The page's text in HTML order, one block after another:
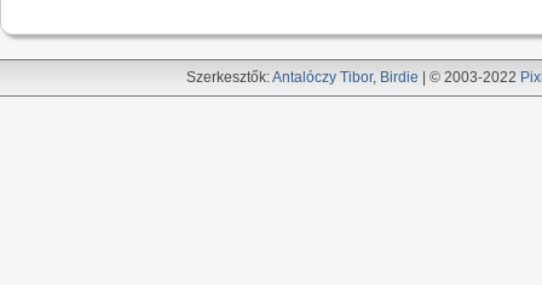
Szerkesztők:Antalóczy Tibor, Birdie | © 2003-2022